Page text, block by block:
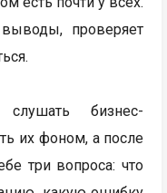
проверяет
бизнес-
их фоном, а после
три вопроса: что